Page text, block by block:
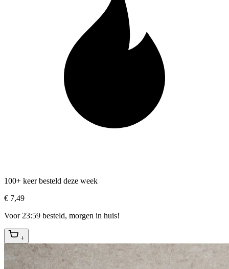
100+ keer besteld deze week
€ 7,49
Voor 23:59 besteld, morgen in huis!
+